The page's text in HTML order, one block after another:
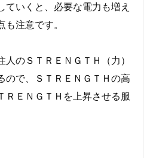
ていくと、必要な電力も増え
注意です。
のＳＴＲＥＮＧＴＨ（力）
ので、ＳＴＲＥＮＧＴＨの高
ＲＥＮＧＴＨを上昇させる服